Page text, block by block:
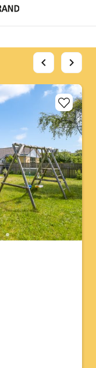
chevron_left chevron_right